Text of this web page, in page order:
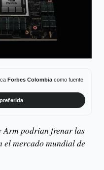
Forbes Colombiacomo fuente
Arm podrían frenar las
el mercado mundial de